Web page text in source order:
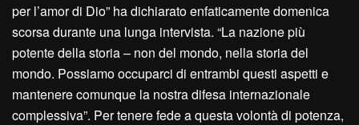
per l’amor di Dio” ha dichiarato enfaticamente domenica
scorsa durante una lunga intervista. “La nazione più
potente della storia – non del mondo, nella storia del
mondo. Possiamo occuparci di entrambi questi aspetti e
mantenere comunque la nostra difesa internazionale
complessiva”. Per tenere fede a questa volontà di potenza,